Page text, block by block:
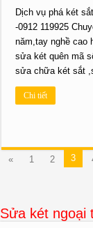
Dịch vụ phá két
-0912 119925
năm,tay nghề cao
sửa két quên mã
sửa chữa két sắt
Chi tiết
« 1 2 3
Sửa két ngoại